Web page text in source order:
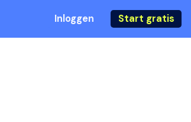
Inloggen Start gratis